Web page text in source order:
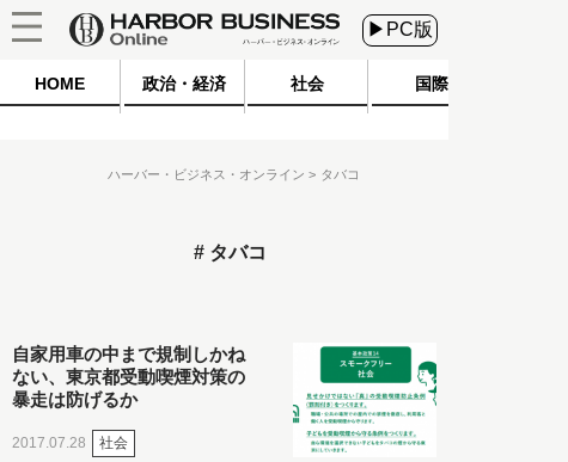
▶PC版
HOME 政治・経済 社会 国際
ハーバー・ビジネス・オンライン タバコ
タバコ
自家用車の中まで規制しかね
ない、東京都受動喫煙対策の
暴走は防げるか
2017.07.28 社会